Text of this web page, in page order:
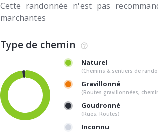
Cette randonnée n'est pas
marchantes
Type de chemin
Naturel
(Chemins & sentiers de
Gravillonné
(Routes gravillonnées,
Goudronné
(Rues, Routes)
Inconnu